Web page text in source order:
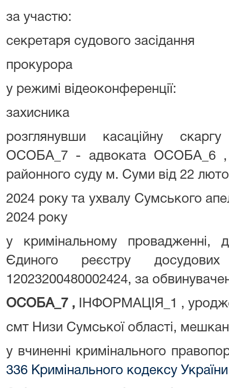
за участю:
секретаря судового
прокурора
у режимі відеоконференції:
захисника
розглянувши касаційну
ОСОБА_7 - адвоката ОСОБА_6 ,
районного суду м. Суми від 22
2024 року та ухвалу Сумського
2024 року
у кримінальному
Єдиного реєстру
12023200480002424, за
ОСОБА_7 , ІНФОРМАЦІЯ_1 ,
смт Низи Сумської області,
у вчиненні кримінального
336 Кримінального кодексу України